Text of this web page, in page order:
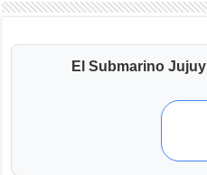
El Submarino Jujuy